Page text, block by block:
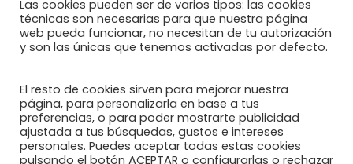
Política de Privacidad
Política de Cookies
Aviso Legal
Las cookies pueden ser de varios tipos: las cookies
técnicas son necesarias para que nuestra página
web pueda funcionar, no necesitan de tu autorización
y son las únicas que tenemos activadas por defecto.
El resto de cookies sirven para mejorar nuestra
página, para personalizarla en base a tus
preferencias, o para poder mostrarte publicidad
ajustada a tus búsquedas, gustos e intereses
personales. Puedes aceptar todas estas cookies
pulsando el botón ACEPTAR o configurarlas o rechazar